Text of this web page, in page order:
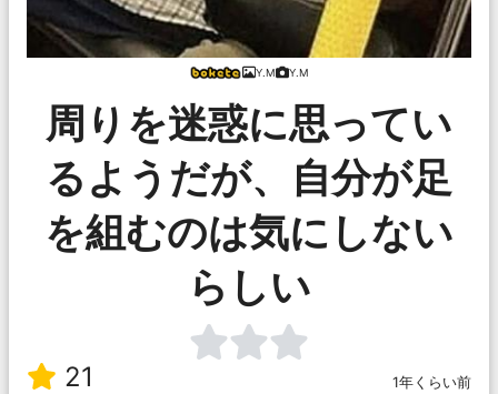
Y.M Y.M
周りを迷惑に思ってい
るようだが、自分が足
を組むのは気にしない
らしい
21
1年くらい前